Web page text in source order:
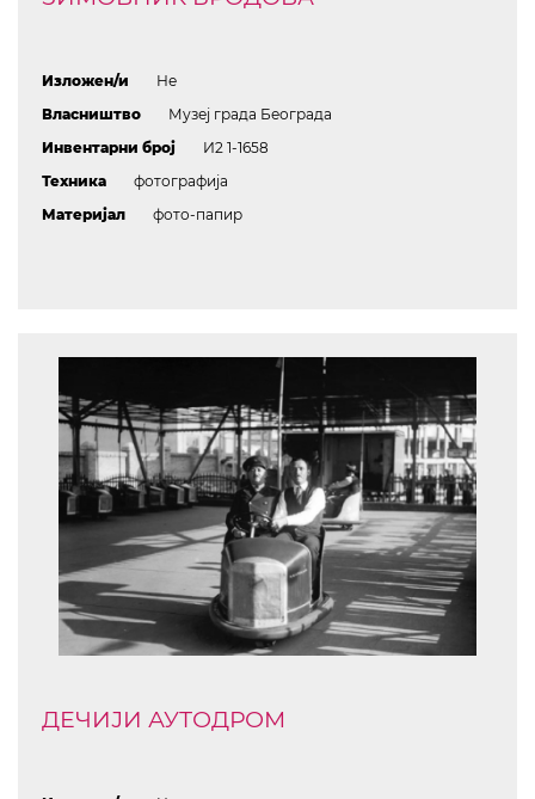
Изложен/и
Не
Власништво
Музеј града Београда
Инвентарни број
И2 1-1658
Техника
фотографија
Материјал
фото-папир
ДЕЧИЈИ АУТОДРОМ